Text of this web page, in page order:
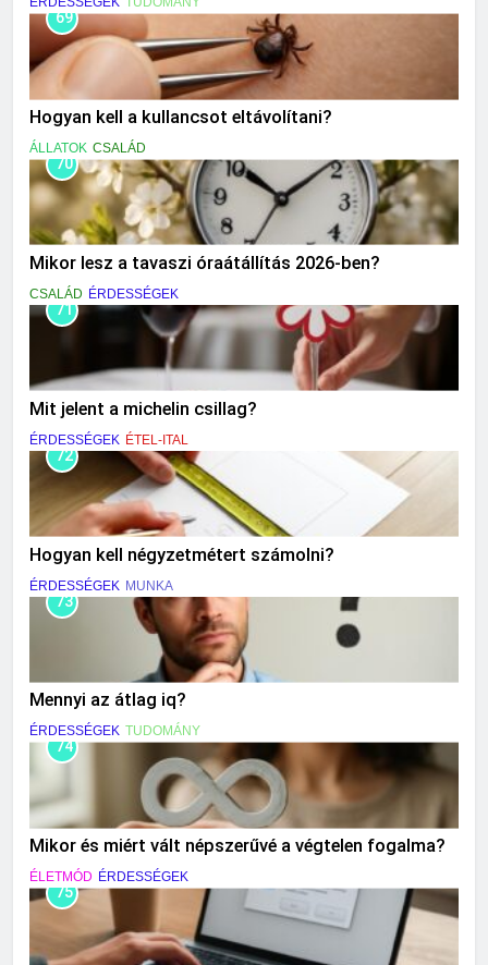
69
Hogyan kell a kullancsot eltávolítani?
ÁLLATOK CSALÁD
70
Mikor lesz a tavaszi óraátállítás 2026-ben?
CSALÁD ÉRDESSÉGEK
71
Mit jelent a michelin csillag?
ÉRDESSÉGEK ÉTEL-ITAL
72
Hogyan kell négyzetmétert számolni?
ÉRDESSÉGEK MUNKA
73
Mennyi az átlag iq?
ÉRDESSÉGEK TUDOMÁNY
74
Mikor és miért vált népszerűvé a végtelen fogalma?
ÉLETMÓD ÉRDESSÉGEK
75